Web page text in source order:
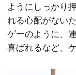
ようにしっかり
れる心配がない
ゲーのように、
喜ばれるなど、